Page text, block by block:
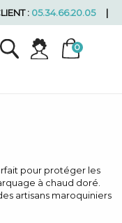
: 05.34.66.20.05
pour protéger les
à chaud doré.
artisans maroquiniers